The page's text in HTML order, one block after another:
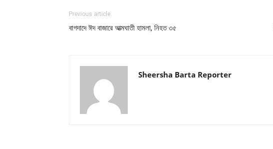
Previous article
বাগদাদে ঈদ বাজারে আত্মঘাতী হামলা, নিহত ৩৫
Sheersha Barta Reporter